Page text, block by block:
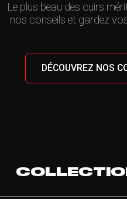
Le plus beau des cuirs
nos conseils et gardez
DÉCOUVREZ NOS